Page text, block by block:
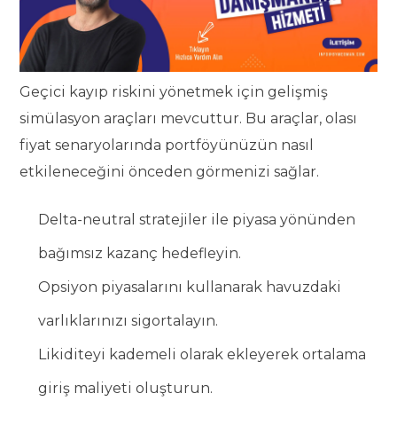
Geçici kayıp riskini yönetmek için gelişmiş
simülasyon araçları mevcuttur. Bu araçlar, olası
fiyat senaryolarında portföyünüzün nasıl
etkileneceğini önceden görmenizi sağlar.
Delta-neutral stratejiler ile piyasa yönünden
bağımsız kazanç hedefleyin.
Opsiyon piyasalarını kullanarak havuzdaki
varlıklarınızı sigortalayın.
Likiditeyi kademeli olarak ekleyerek ortalama
giriş maliyeti oluşturun.